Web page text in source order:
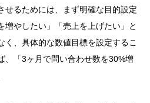
せるためには、まず明確な目的設定
増やしたい」「売上を上げたい」と
く、具体的な数値目標を設定するこ
、「3ヶ月で問い合わせ数を30%増